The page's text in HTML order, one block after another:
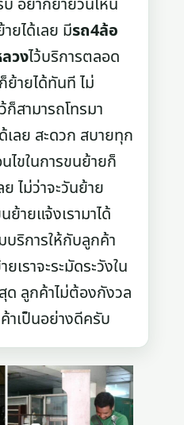
ยได้เลย มีรถ4ล้อ
วงไว้บริการตลอด
ย้ายได้ทันที ไม่
สามารถโทรมา
เลย สะดวก สบายทุก
ไขในการขนย้ายก็
ย ไม่ว่าจะวันย้าย
ย้ายแจ้งเรามาได้
บริการให้กับลูกค้า
ราจะระมัดระวังใน
ด ลูกค้าไม่ต้องกังวล
าเป็นอย่างดีครับ